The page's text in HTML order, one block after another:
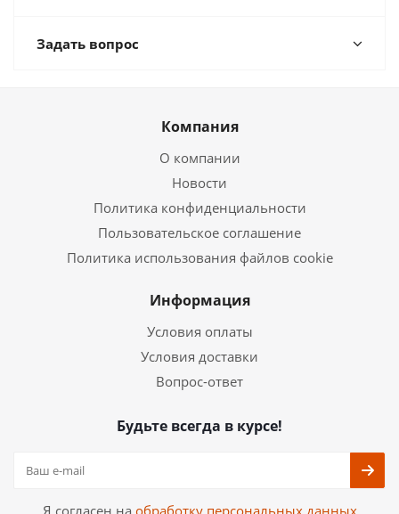
Задать вопрос
Компания
О компании
Новости
Политика конфиденциальности
Пользовательское соглашение
Политика использования файлов cookie
Информация
Условия оплаты
Условия доставки
Вопрос-ответ
Будьте всегда в курсе!
Я согласен на обработку персональных данных